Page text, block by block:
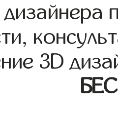
3D